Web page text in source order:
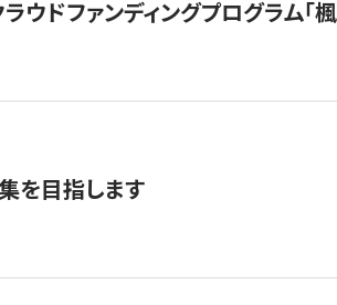
ドファンディングプログラム「
を目指します